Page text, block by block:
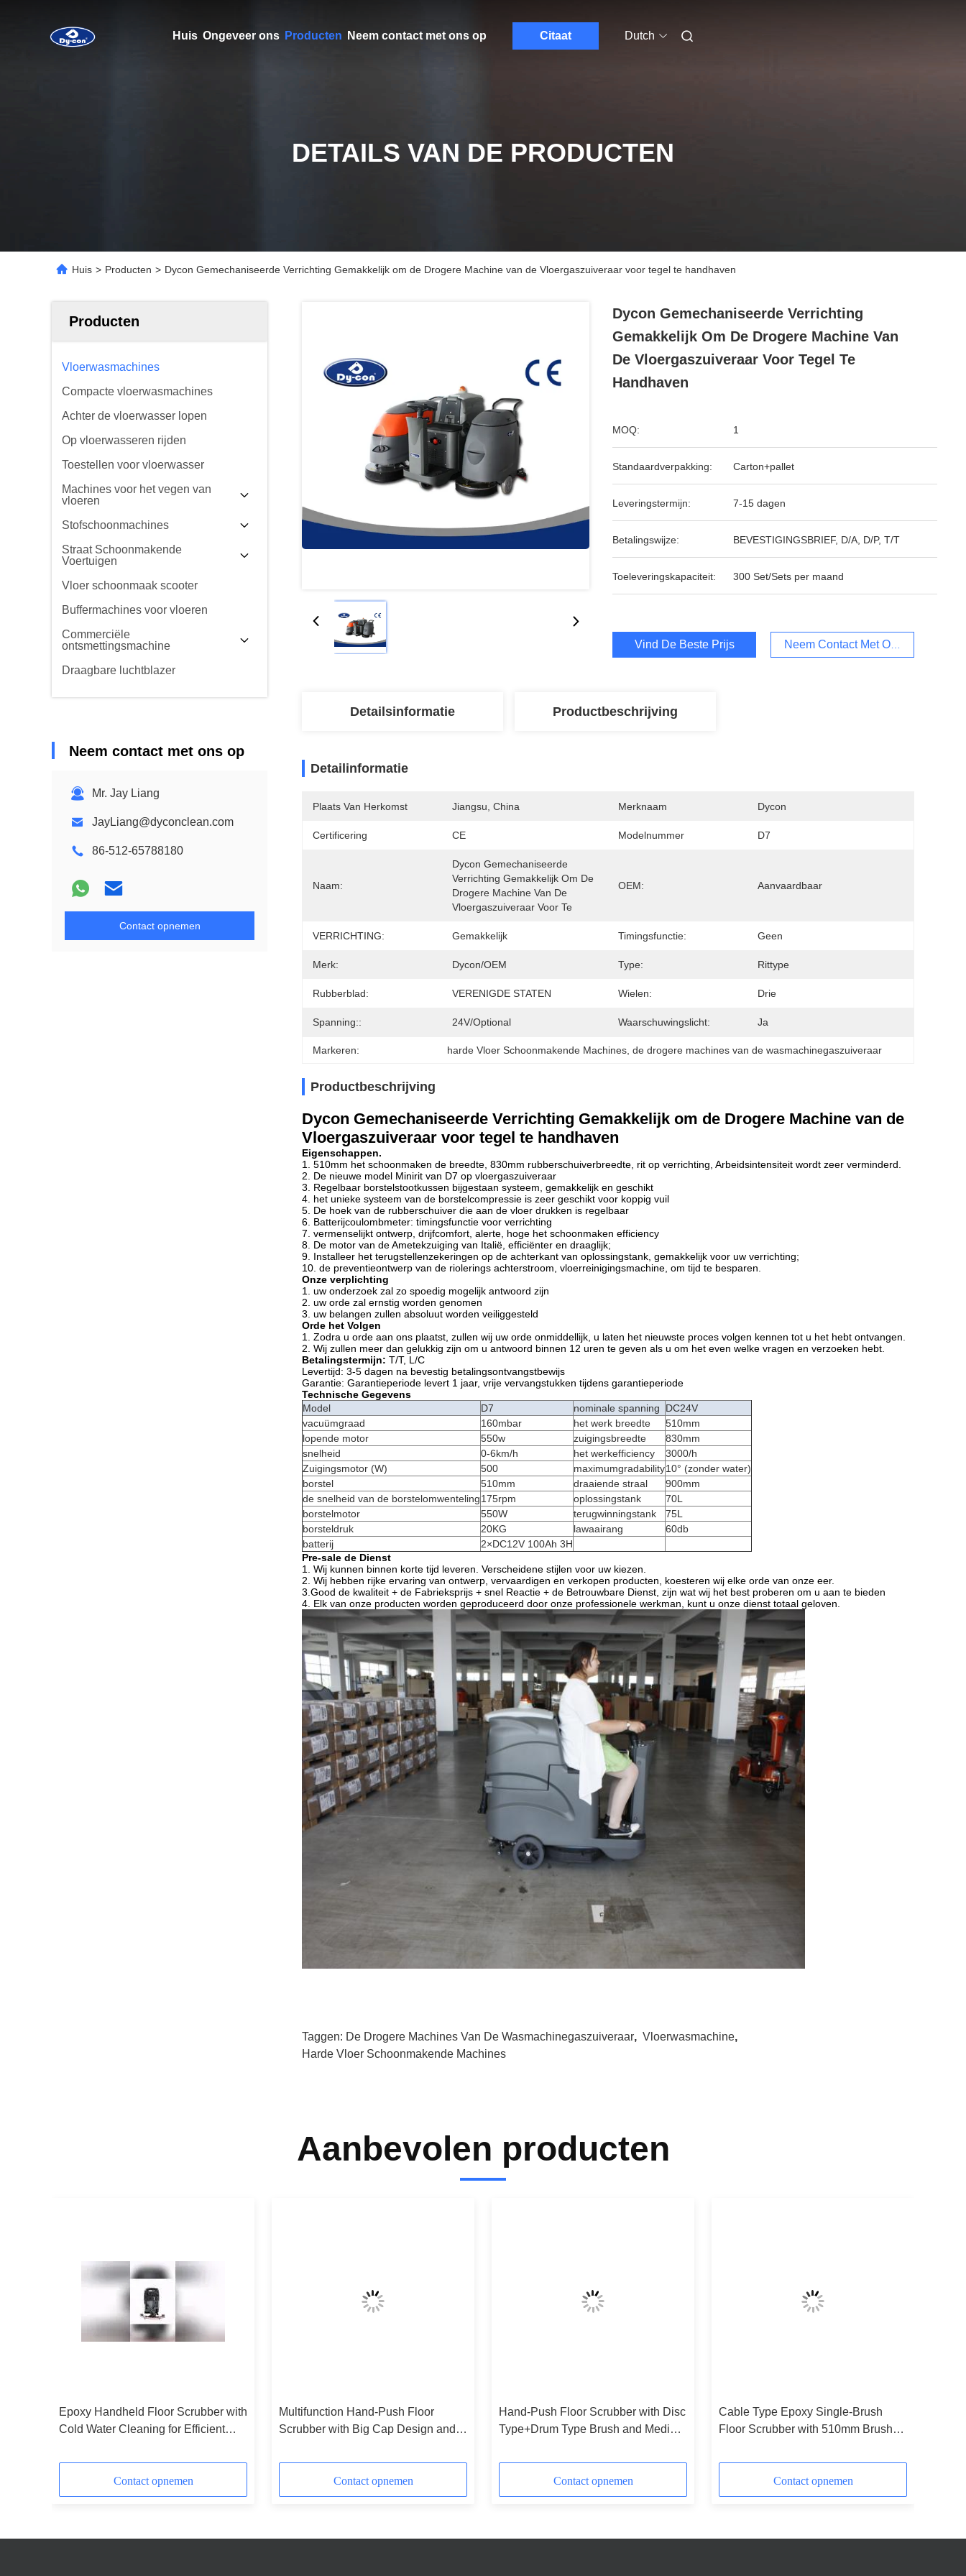
Huis Ongeveer ons Producten Neem contact met ons op Citaat Dutch
DETAILS VAN DE PRODUCTEN
Huis > Producten > Dycon Gemechaniseerde Verrichting Gemakkelijk om de Drogere Machine van de Vloergaszuiveraar voor tegel te handhaven
Producten
Vloerwasmachines
Compacte vloerwasmachines
Achter de vloerwasser lopen
Op vloerwasseren rijden
Toestellen voor vloerwasser
Machines voor het vegen van
vloeren
Stofschoonmachines
Straat Schoonmakende
Voertuigen
Vloer schoonmaak scooter
Buffermachines voor vloeren
Commerciële
ontsmettingsmachine
Draagbare luchtblazer
Neem contact met ons op
Mr. Jay Liang
JayLiang@dyconclean.com
86-512-65788180
Contact opnemen
Dycon Gemechaniseerde Verrichting
Gemakkelijk Om De Drogere Machine Van
De Vloergaszuiveraar Voor Tegel Te
Handhaven
MOQ: 1
Standaardverpakking: Carton+pallet
Leveringstermijn: 7-15 dagen
Betalingswijze: BEVESTIGINGSBRIEF, D/A, D/P, T/T
Toeleveringskapaciteit: 300 Set/Sets per maand
Vind De Beste Prijs Neem Contact Met Ons Op
Detailsinformatie Productbeschrijving
Detailinformatie
Plaats Van Herkomst Jiangsu, China Merknaam Dycon
Certificering CE Modelnummer D7
Naam:
Dycon Gemechaniseerde
Verrichting Gemakkelijk Om De
Drogere Machine Van De
Vloergaszuiveraar Voor Te
OEM: Aanvaardbaar
VERRICHTING: Gemakkelijk Timingsfunctie: Geen
Merk: Dycon/OEM Type: Rittype
Rubberblad: VERENIGDE STATEN Wielen: Drie
Spanning:: 24V/optional Waarschuwingslicht: Ja
Markeren: harde Vloer Schoonmakende Machines , de drogere machines van de wasmachinegaszuiveraar
Productbeschrijving
Dycon Gemechaniseerde Verrichting Gemakkelijk om de Drogere Machine van de
Vloergaszuiveraar voor tegel te handhaven
Eigenschappen.
1. 510mm het schoonmaken de breedte, 830mm rubberschuiverbreedte, rit op verrichting, Arbeidsintensiteit wordt zeer verminderd.
2. De nieuwe model Minirit van D7 op vloergaszuiveraar
3. Regelbaar borstelstootkussen bijgestaan systeem, gemakkelijk en geschikt
4. het unieke systeem van de borstelcompressie is zeer geschikt voor koppig vuil
5. De hoek van de rubberschuiver die aan de vloer drukken is regelbaar
6. Batterijcoulombmeter: timingsfunctie voor verrichting
7. vermenselijkt ontwerp, drijfcomfort, alerte, hoge het schoonmaken efficiency
8. De motor van de Ametekzuiging van Italië, efficiënter en draaglijk;
9. Installeer het terugstellenzekeringen op de achterkant van oplossingstank, gemakkelijk voor uw verrichting;
10. de preventieontwerp van de riolerings achterstroom, vloerreinigingsmachine, om tijd te besparen.
Onze verplichting
1. uw onderzoek zal zo spoedig mogelijk antwoord zijn
2. uw orde zal ernstig worden genomen
3. uw belangen zullen absoluut worden veiliggesteld
Orde het Volgen
1. Zodra u orde aan ons plaatst, zullen wij uw orde onmiddellijk, u laten het nieuwste proces volgen kennen tot u het hebt ontvangen.
2. Wij zullen meer dan gelukkig zijn om u antwoord binnen 12 uren te geven als u om het even welke vragen en verzoeken hebt.
Betalingstermijn: T/T, L/C
Levertijd: 3-5 dagen na bevestig betalingsontvangstbewijs
Garantie: Garantieperiode levert 1 jaar, vrije vervangstukken tijdens garantieperiode
Technische Gegevens
Model
D7 nominale spanning
DC24V
vacuümgraad
160mbar het werk breedte
510mm
lopende motor
550w zuigingsbreedte
830mm
snelheid
0-6km/h het werkefficiency
3000/h
Zuigingsmotor (W)
500 maximumgradability10° (zonder water)
borstel
510mm draaiende straal
900mm
de snelheid van de borstelomwenteling175rpm oplossingstank
70L
borstelmotor
550W terugwinningstank
75L
borsteldruk
20KG lawaairang
60db
batterij
2×DC12V 100Ah 3H
Pre-sale de Dienst
1. Wij kunnen binnen korte tijd leveren. Verscheidene stijlen voor uw kiezen.
2. Wij hebben rijke ervaring van ontwerp, vervaardigen en verkopen producten, koesteren wij elke orde van onze eer.
3.Good de kwaliteit + de Fabrieksprijs + snel Reactie + de Betrouwbare Dienst, zijn wat wij het best proberen om u aan te bieden
4. Elk van onze producten worden geproduceerd door onze professionele werkman, kunt u onze dienst totaal geloven.
Taggen: De Drogere Machines Van De Wasmachinegaszuiveraar, Vloerwasmachine,
Harde Vloer Schoonmakende Machines
Aanbevolen producten
Epoxy Handheld Floor Scrubber with
Cold Water Cleaning for Efficient
Contact opnemen
Multifunction Hand-Push Floor
Scrubber with Big Cap Design and
Contact opnemen
Hand-Push Floor Scrubber with Disc
Type+Drum Type Brush and Medium
Contact opnemen
Cable Type Epoxy Single-Brush
Floor Scrubber with 510mm Brush
55L Solution Tank for Warehouse
Contact opnemen